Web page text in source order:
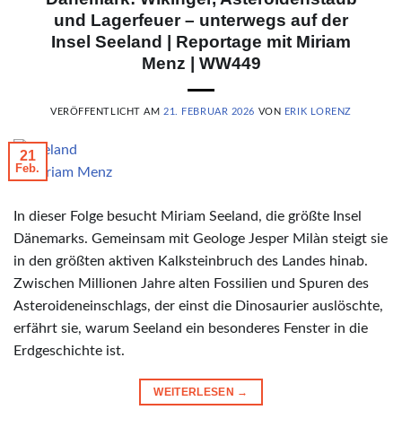
und Lagerfeuer – unterwegs auf der
Insel Seeland | Reportage mit Miriam
Menz | WW449
VERÖFFENTLICHT AM 21. FEBRUAR 2026 VON ERIK LORENZ
© Miriam Menz
21
Feb.
In dieser Folge besucht Miriam Seeland, die größte Insel
Dänemarks. Gemeinsam mit Geologe Jesper Milàn steigt sie
in den größten aktiven Kalksteinbruch des Landes hinab.
Zwischen Millionen Jahre alten Fossilien und Spuren des
Asteroideneinschlags, der einst die Dinosaurier auslöschte,
erfährt sie, warum Seeland ein besonderes Fenster in die
Erdgeschichte ist.
WEITERLESEN →